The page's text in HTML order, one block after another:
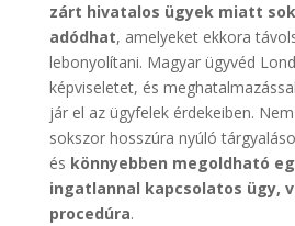
zárt hivatalos ügyek miatt
adódhat, amelyeket ekkora
lebonyolítani. Magyar ügyvéd
képviseletet, és
jár el az ügyfelek érdekeiben.
sokszor hosszúra nyúló
és könnyebben megoldható
ingatlannal kapcsolatos ügy,
procedúra.